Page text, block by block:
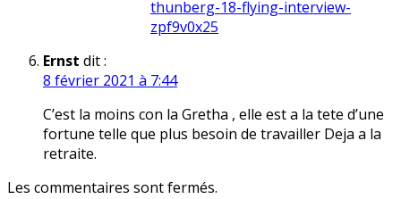
thunberg-18-flying-interview-
zpf9v0x25
Ernst dit :
8 février 2021 à 7:44
C’est la moins con la Gretha , elle est a la tete d’une
fortune telle que plus besoin de travailler Deja a la
retraite.
Les commentaires sont fermés.